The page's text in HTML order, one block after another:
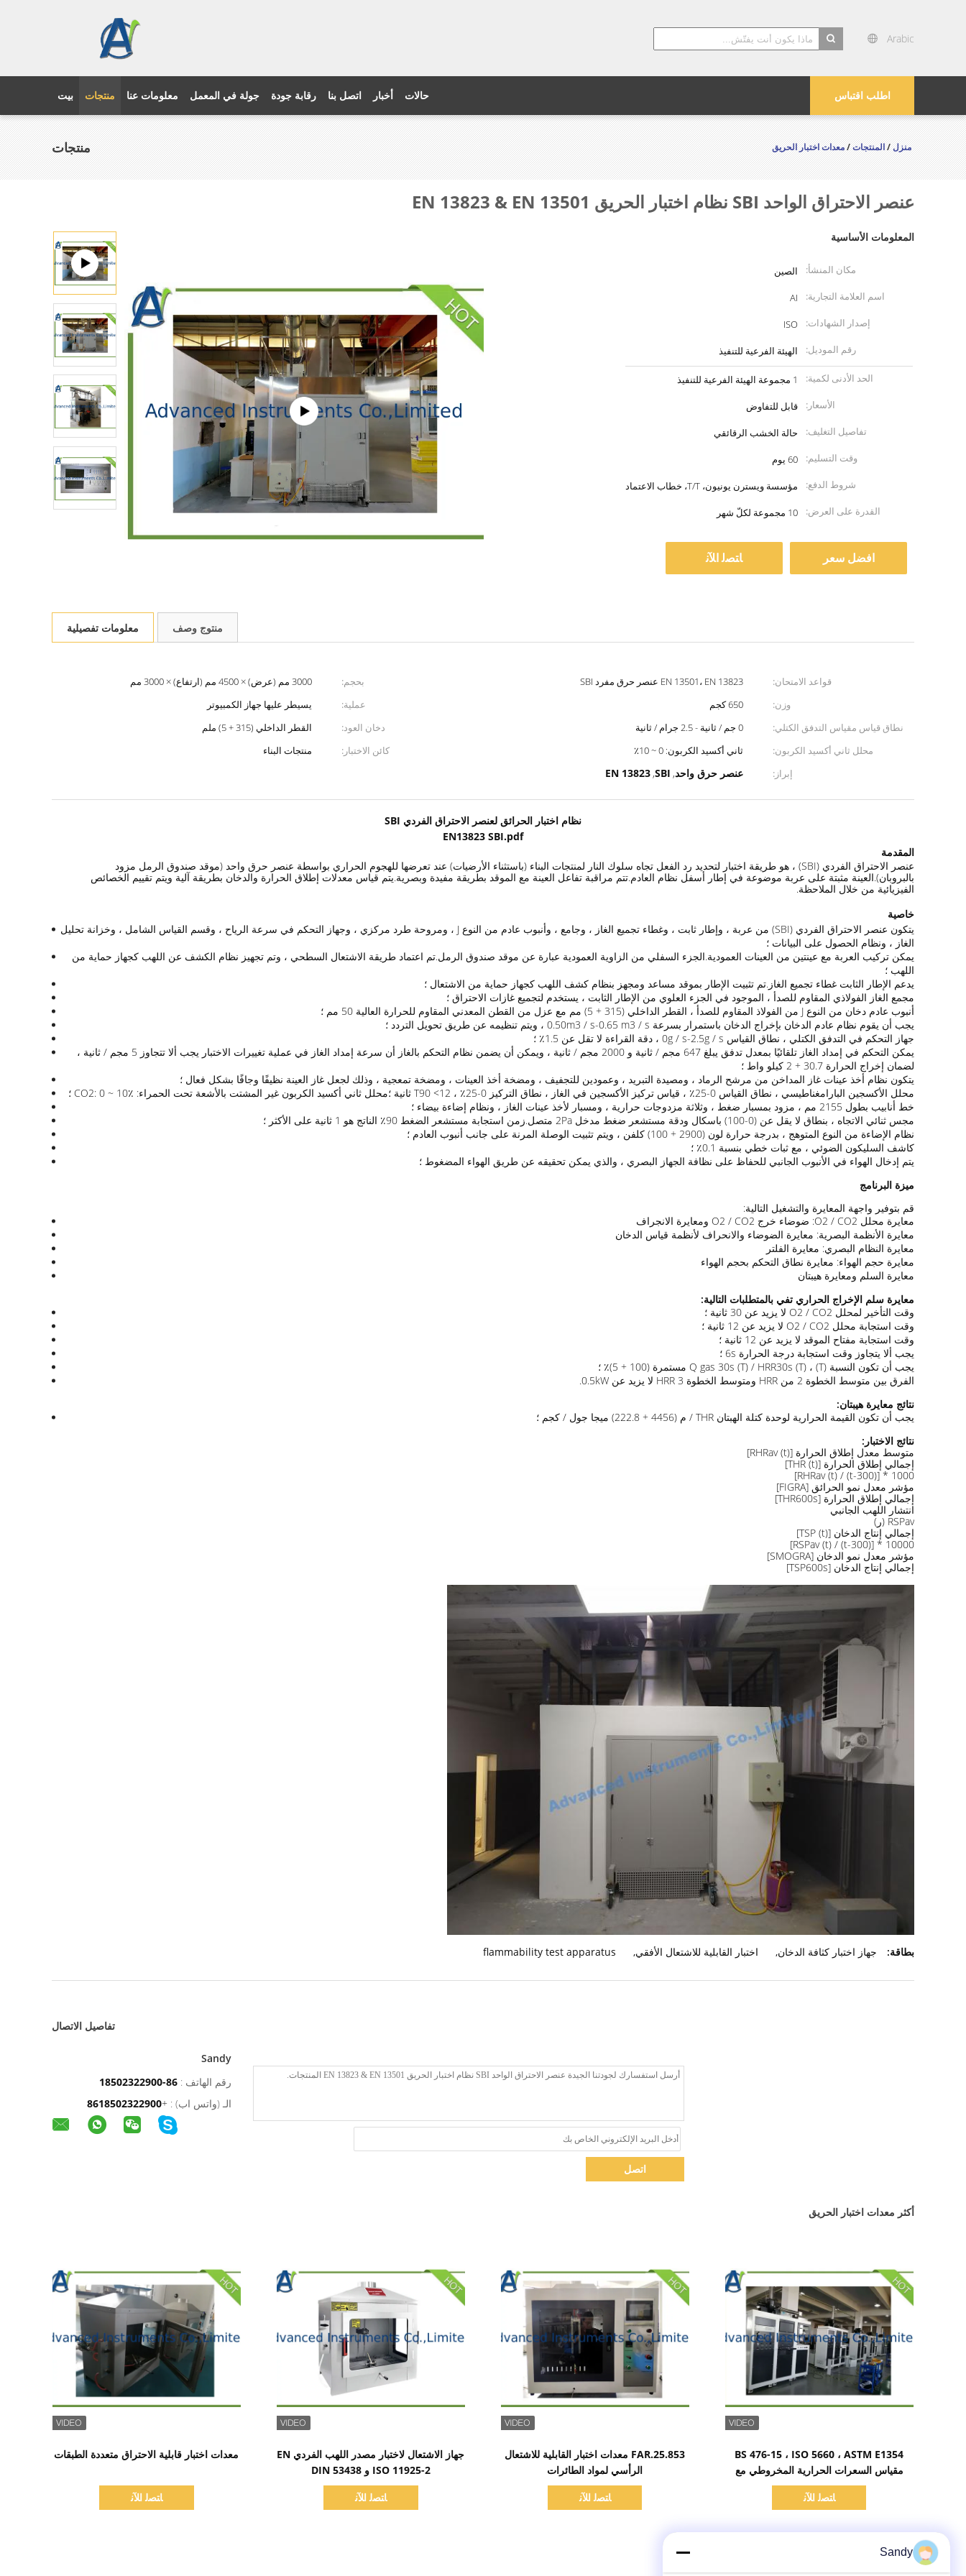
Arabic
اطلب اقتباس بيت منتجات معلومات عنا جولة في المعمل رقابة جودة اتصل بنا أخبار حالات
منتجات منزل/المنتجات/معدات اختبار الحريق
عنصر الاحتراق الواحد SBI نظام اختبار الحريق EN 13823 & EN 13501
المعلومات الأساسية
مكان المنشأ:
الصين
اسم العلامة التجارية:
AI
إصدار الشهادات:
ISO
رقم الموديل:
الهيئة الفرعية للتنفيذ
الحد الأدنى لكمية:
1 مجموعة الهيئة الفرعية للتنفيذ
الأسعار:
قابل للتفاوض
تفاصيل التغليف:
حالة الخشب الرقائقي
وقت التسليم:
60 يوم
شروط الدفع:
مؤسسة ويسترن يونيون، T/T، خطاب الاعتماد
القدرة على العرض:
10 مجموعة لكلّ شهر
افضل سعر ﺎﺘﺼﻟ ﺍﻶﻧ
معلومات تفصيلية منتوج وصف
قواعد الامتحان: EN 13501، EN 13823 عنصر حرق مفرد SBI بحجم:
3000 مم (عرض) × 4500 مم (ارتفاع) × 3000 مم
وزن:
650 كجم عملية:
يسيطر عليها جهاز الكمبيوتر
نطاق قياس مقياس التدفق الكتلي:
0 جم / ثانية - 2.5 جرام / ثانية دخان العود:
القطر الداخلي (315 + 5) ملم
محلل ثاني أكسيد الكربون:
ثاني أكسيد الكربون: 0 ~ 10٪ كائن الاختبار:
منتجات البناء
إبراز:
عنصر حرق واحد,
SBI
,
EN 13823
نظام اختبار الحرائق لعنصر الاحتراق الفردي SBI
EN13823 SBI.pdf
المقدمة
عنصر الاحتراق الفردي (SBI) ، هو طريقة اختبار لتحديد رد الفعل تجاه سلوك النار لمنتجات البناء (باستثناء الأرضيات) عند تعرضها للهجوم الحراري بواسطة عنصر حرق واحد (موقد صندوق الرمل مزود
بالبروبان).العينة مثبتة على عربة موضوعة في إطار أسفل نظام العادم.تتم مراقبة تفاعل العينة مع الموقد بطريقة مفيدة وبصرية.يتم قياس معدلات إطلاق الحرارة والدخان بطريقة آلية ويتم تقييم الخصائص
الفيزيائية من خلال الملاحظة.
خاصية
يتكون عنصر الاحتراق الفردي (SBI) من عربة ، وإطار ثابت ، وغطاء تجميع الغاز ، وجامع ، وأنبوب عادم من النوع J ، ومروحة طرد مركزي ، وجهاز التحكم في سرعة الرياح ، وقسم القياس الشامل ، وخزانة تحليل
الغاز ، ونظام الحصول على البيانات ؛
يمكن تركيب العربة مع عينتين من العينات العمودية.الجزء السفلي من الزاوية العمودية عبارة عن موقد صندوق الرمل.تم اعتماد طريقة الاشتعال السطحي ، وتم تجهيز نظام الكشف عن اللهب كجهاز حماية من
اللهب ؛
يدعم الإطار الثابت غطاء تجميع الغاز.تم تثبيت الإطار بموقد مساعد ومجهز بنظام كشف اللهب كجهاز حماية من الاشتعال ؛
مجمع الغاز الفولاذي المقاوم للصدأ ، الموجود في الجزء العلوي من الإطار الثابت ، يستخدم لتجميع غازات الاحتراق ؛
أنبوب عادم دخان من النوع J من الفولاذ المقاوم للصدأ ، القطر الداخلي (315 + 5) مم مع عزل من القطن المعدني المقاوم للحرارة العالية 50 مم ؛
يجب أن يقوم نظام عادم الدخان بإخراج الدخان باستمرار بسرعة 0.50m3 / s-0.65 m3 / s ، ويتم تنظيمه عن طريق تحويل التردد ؛
جهاز التحكم في التدفق الكتلي ، نطاق القياس 0g / s-2.5g / s ، دقة القراءة لا تقل عن 1.5٪ ؛
يمكن التحكم في إمداد الغاز تلقائيًا بمعدل تدفق يبلغ 647 مجم / ثانية و 2000 مجم / ثانية ، ويمكن أن يضمن نظام التحكم بالغاز أن سرعة إمداد الغاز في عملية تغييرات الاختبار يجب ألا تتجاوز 5 مجم / ثانية ،
لضمان إخراج الحرارة 30.7 + 2 كيلو واط ؛
يتكون نظام أخذ عينات غاز المداخن من مرشح الرماد ، ومصيدة التبريد ، وعمودين للتجفيف ، ومضخة أخذ العينات ، ومضخة تمعجية ، وذلك لجعل غاز العينة نظيفًا وجافًا بشكل فعال ؛
محلل الأكسجين البارامغناطيسي ، نطاق القياس 0-25٪ ، قياس تركيز الأكسجين في الغاز ، نطاق التركيز 0-25٪ ، T90 <12 ثانية ؛محلل ثاني أكسيد الكربون غير المشتت بالأشعة تحت الحمراء: CO2: 0 ~ 10٪ ؛
خط أنابيب بطول 2155 مم ، مزود بمسبار ضغط ، وثلاثة مزدوجات حرارية ، ومسبار لأخذ عينات الغاز ، ونظام إضاءة بيضاء ؛
مجس ثنائي الاتجاه ، بنطاق لا يقل عن (0-100) باسكال ودقة مستشعر ضغط مدخل 2Pa متصل.زمن استجابة مستشعر الضغط 90٪ الناتج هو 1 ثانية على الأكثر ؛
نظام الإضاءة من النوع المتوهج ، بدرجة حرارة لون (2900 + 100) كلفن ، ويتم تثبيت الوصلة المرنة على جانب أنبوب العادم ؛
كاشف السليكون الضوئي ، مع ثبات خطي بنسبة 0.1٪ ؛
يتم إدخال الهواء في الأنبوب الجانبي للحفاظ على نظافة الجهاز البصري ، والذي يمكن تحقيقه عن طريق الهواء المضغوط ؛
ميزة البرنامج
قم بتوفير واجهة المعايرة والتشغيل التالية:
معايرة محلل O2 / CO2: ضوضاء خرج O2 / CO2 ومعايرة الانجراف
معايرة الأنظمة البصرية: معايرة الضوضاء والانحراف لأنظمة قياس الدخان
معايرة النظام البصري: معايرة الفلتر
معايرة حجم الهواء: معايرة نطاق التحكم بحجم الهواء
معايرة السلم ومعايرة هيبتان
معايرة سلم الإخراج الحراري تفي بالمتطلبات التالية:
وقت التأخير لمحلل O2 / CO2 لا يزيد عن 30 ثانية ؛
وقت استجابة محلل O2 / CO2 لا يزيد عن 12 ثانية ؛
وقت استجابة مفتاح الموقد لا يزيد عن 12 ثانية ؛
يجب ألا يتجاوز وقت استجابة درجة الحرارة 6s ؛
يجب أن تكون النسبة Q gas 30s (T) / HRR30s (T) ، (T) مستمرة (100 + 5)٪ ؛
الفرق بين متوسط ​​الخطوة 2 من HRR ومتوسط ​​الخطوة 3 HRR لا يزيد عن 0.5kW.
نتائج معايرة هيبتان:
يجب أن تكون القيمة الحرارية لوحدة كتلة الهبتان THR / م (4456 + 222.8) ميجا جول / كجم ؛
نتائج الاختبار:
متوسط ​​معدل إطلاق الحرارة [RHRav (t)]
إجمالي إطلاق الحرارة [THR (t)]
1000 * [RHRav (t) / (t-300)]
مؤشر معدل نمو الحرائق [FIGRA]
إجمالي إطلاق الحرارة [THR600s]
انتشار اللهب الجانبي
RSPav (ر)
إجمالي إنتاج الدخان [TSP (t)]
10000 * [RSPav (t) / (t-300)]
مؤشر معدل نمو الدخان [SMOGRA]
إجمالي إنتاج الدخان [TSP600s]
بطاقة: جهاز اختبار كثافة الدخان, اختبار القابلية للاشتعال الأفقي,
flammability test apparatus
تفاصيل الاتصال
Sandy
رقم الهاتف : 86-18502322900
الـ (واتس اب) : +
8618502322900
اتصل
أكثر معدات اختبار الحريق
معدات اختبار قابلية الاحتراق متعددة الطبقات
ﺎﺘﺼﻟ ﺍﻶﻧ
جهاز الاشتعال لاختبار مصدر اللهب الفردي EN
ISO 11925-2 و DIN 53438
ﺎﺘﺼﻟ ﺍﻶﻧ
FAR.25.853 معدات اختبار القابلية للاشتعال
الرأسي لمواد الطائرات
ﺎﺘﺼﻟ ﺍﻶﻧ
BS 476-15 ، ISO 5660 ، ASTM E1354
مقياس السعرات الحرارية المخروطي مع
محلل الغاز المستورد
ﺎﺘﺼﻟ ﺍﻶﻧ
Sandy